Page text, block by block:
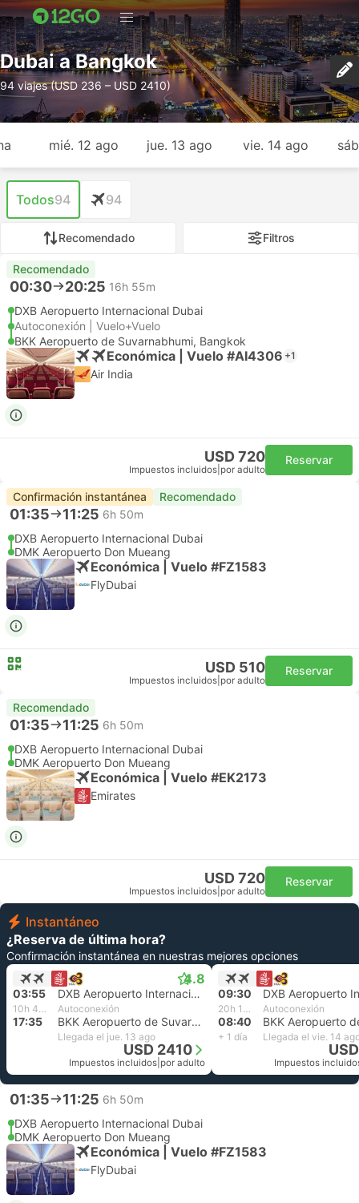
Dubai a Bangkok
94 viajes (USD 236 – USD 2410)
mié. 12 ago jue. 13 ago vie. 14 ago
Todos94 94
Recomendado Filtros
Recomendado
00:30 20:25 16h 55m
DXB Aeropuerto Internacional Dubai
Autoconexión | Vuelo+Vuelo
BKK Aeropuerto de Suvarnabhumi, Bangkok
Económica | Vuelo #AI4306 +1
Air India
USD 720
Impuestos incluidos por adulto
Reservar
Confirmación instantánea Recomendado
01:35 11:25 6h 50m
DXB Aeropuerto Internacional Dubai
DMK Aeropuerto Don Mueang
Económica | Vuelo #FZ1583
FlyDubai
USD 510
Impuestos incluidos por adulto
Reservar
Recomendado
01:35 11:25 6h 50m
DXB Aeropuerto Internacional Dubai
DMK Aeropuerto Don Mueang
Económica | Vuelo #EK2173
Emirates
USD 720
Impuestos incluidos por adulto
Reservar
Instantáneo
¿Reserva de última hora?
Confirmación instantánea en nuestras mejores opciones
4.8
03:55 DXB Aeropuerto Internacional Dubai
10h 40m Autoconexión
17:35 BKK Aeropuerto de Suvarnabhumi, Bangkok
Llegada el jue. 13 ago
USD 2410
Impuestos incluidos por adulto
09:30
20h 10m Autoconexión
08:40
+ 1 día Llegada el vie. 14
Impuestos
01:35 11:25 6h 50m
DXB Aeropuerto Internacional Dubai
DMK Aeropuerto Don Mueang
Económica | Vuelo #FZ1583
FlyDubai